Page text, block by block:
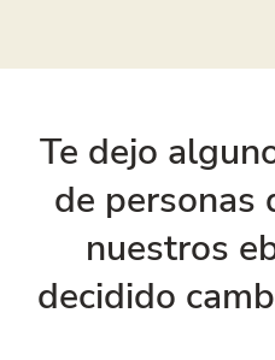
Te dejo
de personas
nuestros
decidido